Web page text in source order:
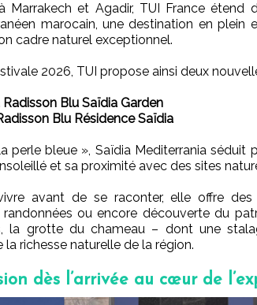
Marrakech et Agadir, TUI France étend
marocain, une destination en plein
cadre naturel exceptionnel.
2026, TUI propose ainsi deux
Blu Saïdia Garden
Blu Résidence Saïdia
perle bleue », Saïdia Mediterrania séduit
et sa proximité avec des sites
avant de se raconter, elle offre des
ou encore découverte du
la grotte du chameau – dont une
la richesse naturelle de la région.
dès l’arrivée au cœur de